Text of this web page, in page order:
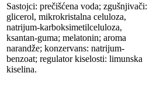
Sastojci: prečišćena voda; zgušnjivači:
glicerol, mikrokristalna celuloza,
natrijum-karboksimetilceluloza,
ksantan-guma; melatonin; aroma
narandže; konzervans: natrijum-
benzoat; regulator kiselosti: limunska
kiselina.